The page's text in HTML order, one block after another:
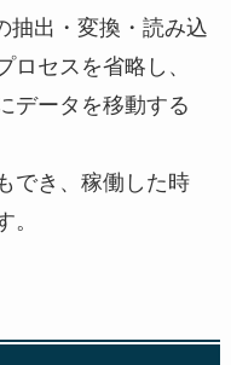
抽出・変換・読み込
ロセスを省略し、
データを移動する
でき、稼働した時
。